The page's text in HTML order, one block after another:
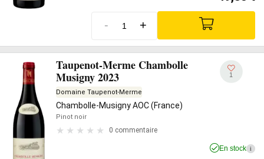
- +
Taupenot-Merme Chambolle
Musigny 2023
Domaine Taupenot-Merme
Chambolle-Musigny AOC (France)
Pinot noir
0 commentaire
1
En stock i